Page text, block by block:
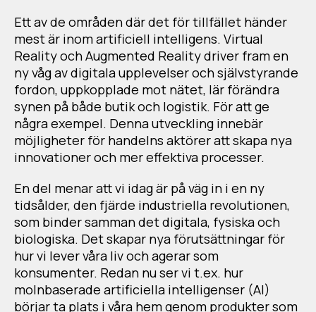
Ett av de områden där det för tillfället händer
mest är inom artificiell intelligens. Virtual
Reality och Augmented Reality driver fram en
ny våg av digitala upplevelser och självstyrande
fordon, uppkopplade mot nätet, lär förändra
synen på både butik och logistik. För att ge
några exempel. Denna utveckling innebär
möjligheter för handelns aktörer att skapa nya
innovationer och mer effektiva processer.
En del menar att vi idag är på väg in i en ny
tidsålder, den fjärde industriella revolutionen,
som binder samman det digitala, fysiska och
biologiska. Det skapar nya förutsättningar för
hur vi lever våra liv och agerar som
konsumenter. Redan nu ser vi t.ex. hur
molnbaserade artificiella intelligenser (AI)
börjar ta plats i våra hem genom produkter som